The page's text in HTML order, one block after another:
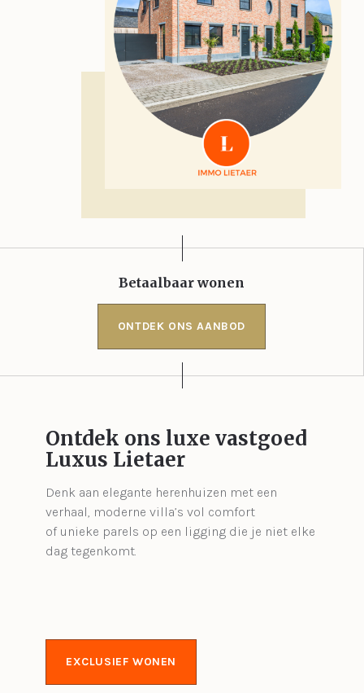
Betaalbaar wonen
ONTDEK ONS AANBOD
Ontdek ons luxe vastgoed
Luxus Lietaer
Denk aan elegante herenhuizen met een
verhaal, moderne villa’s vol comfort
of unieke parels op een ligging die je niet elke
dag tegenkomt.
EXCLUSIEF WONEN